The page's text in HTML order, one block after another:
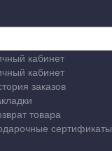
кабинет
кабинет
заказов
товара
сертификаты